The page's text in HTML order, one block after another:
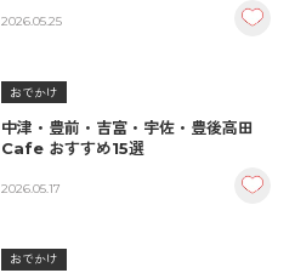
2026.05.25
おでかけ
中津・豊前・吉富・宇佐・豊後高田
Cafe おすすめ15選
2026.05.17
おでかけ